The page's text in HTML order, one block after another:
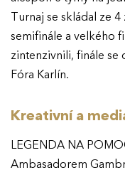
Turnaj se skládal ze
semifinále a velkého
zintenzivnili, finále
Fóra Karlín.
Kreativní a
LEGENDA NA
Ambasadorem